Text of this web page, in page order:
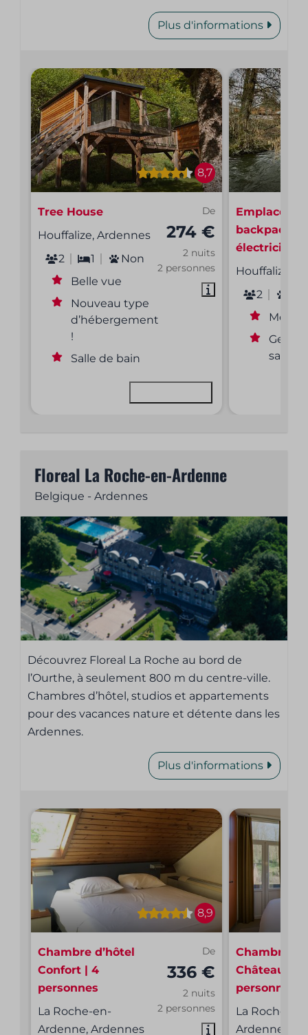
Plus d'informations
8,7
De
274 €
2 nuits
2 personnes
Tree House
Houffalize, Ardennes
2
1
Non
Belle vue
Nouveau type
d’hébergement
!
Salle de bain
backpacker
électricité
Houffalize,
2
Mooi
Floreal La Roche-en-Ardenne
Belgique - Ardennes
Découvrez Floreal La Roche au bord de
l’Ourthe, à seulement 800 m du centre-ville.
Chambres d’hôtel, studios et appartements
pour des vacances nature et détente dans les
Ardennes.
Plus d'informations
8,9
De
336 €
2 nuits
2 personnes
Chambre d’hôtel
Confort | 4
personnes
La Roche-en-
Ardenne, Ardennes
Chambre
Château | 2
personnes
La Roche-
Ardenne,